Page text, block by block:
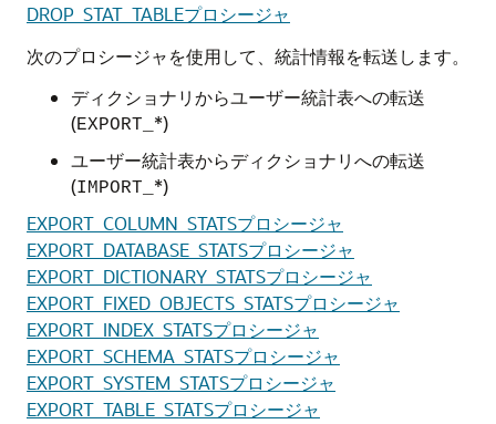
DROP_STAT_TABLEプロシージャ
次のプロシージャを使用して、統計情報を転送します。
ディクショナリからユーザー統計表への転送
(EXPORT_ *)
ユーザー統計表からディクショナリへの転送
(IMPORT_ *)
EXPORT_COLUMN_STATSプロシージャ
EXPORT_DATABASE_STATSプロシージャ
EXPORT_DICTIONARY_STATSプロシージャ
EXPORT_FIXED_OBJECTS_STATSプロシージャ
EXPORT_INDEX_STATSプロシージャ
EXPORT_SCHEMA_STATSプロシージャ
EXPORT_SYSTEM_STATSプロシージャ
EXPORT_TABLE_STATSプロシージャ